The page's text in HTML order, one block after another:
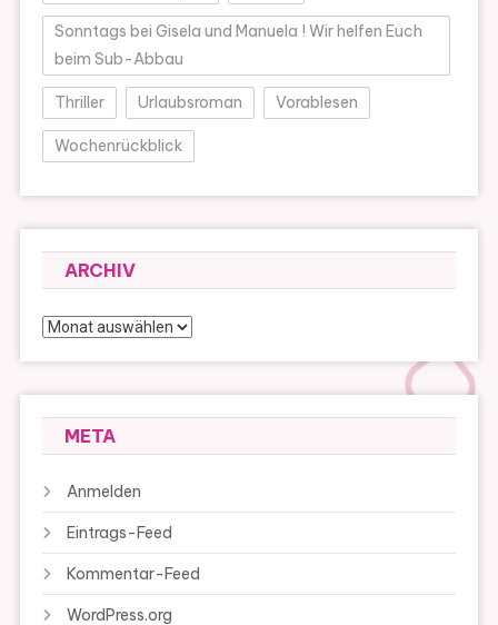
Sonntags bei Gisela und Manuela ! Wir helfen Euch
beim Sub-Abbau
Thriller Urlaubsroman Vorablesen
Wochenrückblick
ARCHIV
Archiv
META
Anmelden
Eintrags-Feed
Kommentar-Feed
WordPress.org